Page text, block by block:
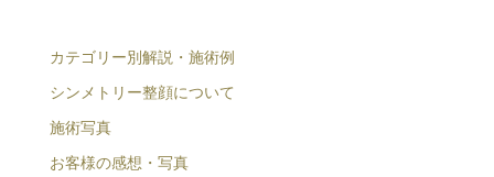
カテゴリー別解説・施術例
シンメトリー整顔について
施術写真
お客様の感想・写真